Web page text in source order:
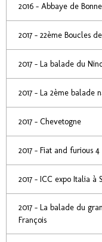
2016 - Abbaye de
2017 - 22ème Boucles
2017 - La balade du
2017 - La 2ème balade
2017 - Chevetogne
2017 - Fiat and furious 4
2017 - ICC expo Italia à
2017 - La balade du
François